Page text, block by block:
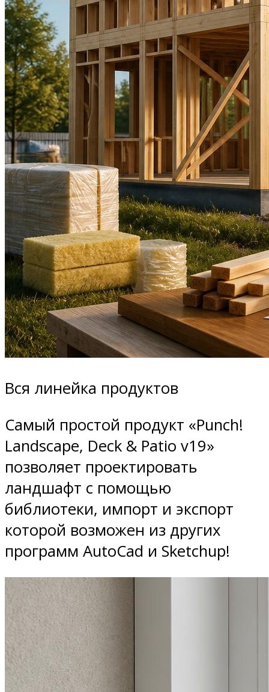
Вся линейка продуктов
Самый простой продукт «Punch!
Landscape, Deck & Patio v19»
позволяет проектировать
ландшафт с помощью
библиотеки, импорт и экспорт
которой возможен из других
программ AutoCad и Sketchup!